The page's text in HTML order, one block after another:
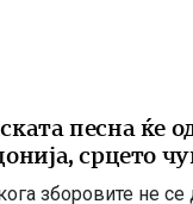
песна ќе
срцето
зборовите не